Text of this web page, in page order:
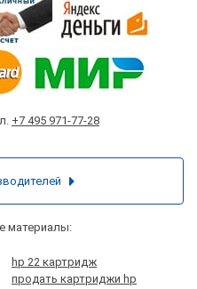
+7 495 971-77-28
материалы:
hp 22 картридж
продать картриджи hp